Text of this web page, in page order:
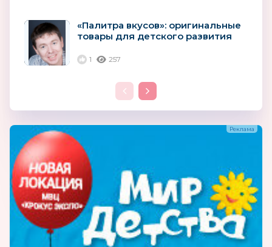
«Палитра вкусов»: оригинальные
товары для детского развития
1 257